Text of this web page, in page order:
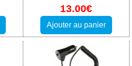
13.00€
Ajouter au panier